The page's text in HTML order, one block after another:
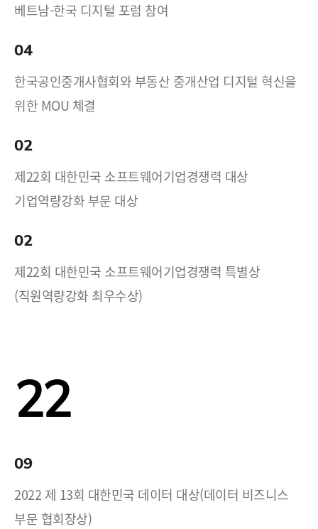
베트남-한국 디지털 포럼 참여
04
한국공인중개사협회와 부동산 중개산업 디지털 혁신을
위한 MOU 체결
02
제22회 대한민국 소프트웨어기업경쟁력 대상
기업역량강화 부문 대상
02
제22회 대한민국 소프트웨어기업경쟁력 특별상
(직원역량강화 최우수상)
22
09
2022 제 13회 대한민국 데이터 대상(데이터 비즈니스
부문 협회장상)